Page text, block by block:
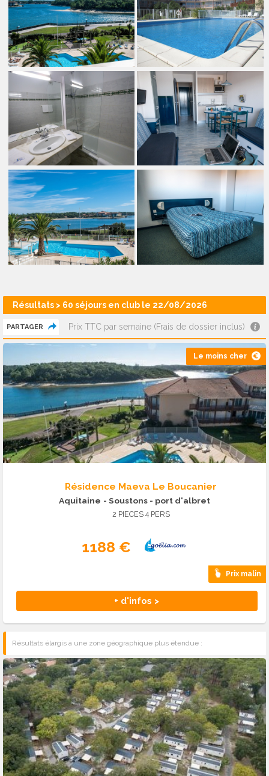
Résultats > 60 séjours en club le 22/08/2026
PARTAGER Prix TTC par semaine (Frais de dossier inclus)
Le moins cher
Résidence Maeva Le Boucanier
Aquitaine - Soustons - port d'albret
2 PIECES 4 PERS
1188 €
Prix malin
+ d'infos >
Résultats élargis à une zone géographique plus étendue :